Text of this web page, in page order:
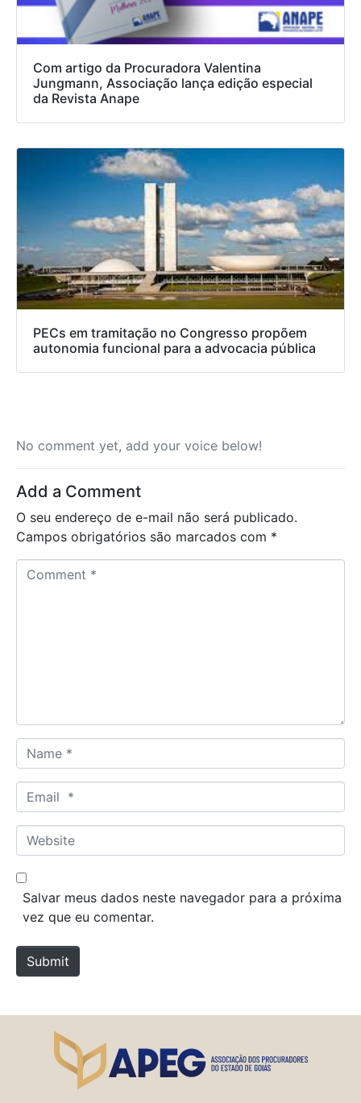
Com artigo da Procuradora Valentina
Jungmann, Associação lança edição especial
da Revista Anape
PECs em tramitação no Congresso propõem
autonomia funcional para a advocacia pública
No comment yet, add your voice below!
Add a Comment
O seu endereço de e-mail não será publicado.
Campos obrigatórios são marcados com *
a
m
*
m
a
*
W
e
b
e
Salvar meus dados neste navegador para a próxima
vez que eu comentar.
Submit